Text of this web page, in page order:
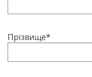
Прізвище*